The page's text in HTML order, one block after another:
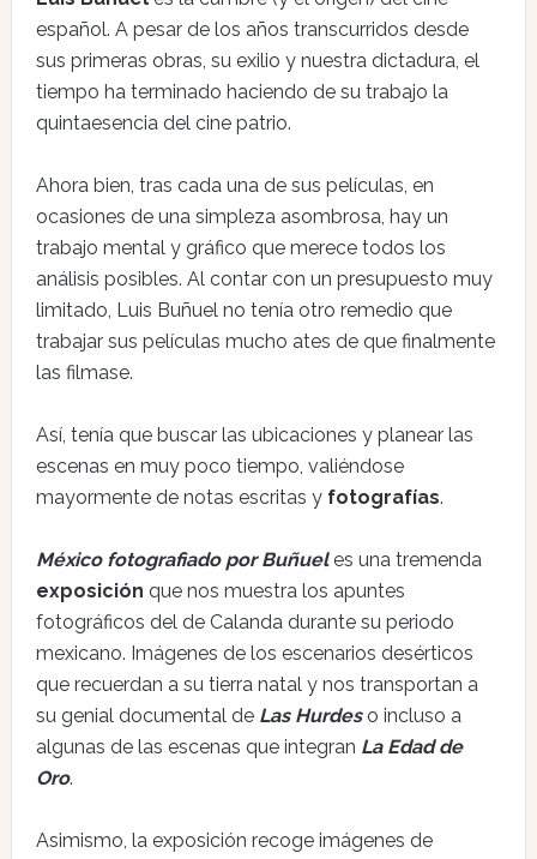
español. A pesar de los años transcurridos desde
sus primeras obras, su exilio y nuestra dictadura, el
tiempo ha terminado haciendo de su trabajo la
quintaesencia del cine patrio.
Ahora bien, tras cada una de sus películas, en
ocasiones de una simpleza asombrosa, hay un
trabajo mental y gráfico que merece todos los
análisis posibles. Al contar con un presupuesto muy
limitado, Luis Buñuel no tenía otro remedio que
trabajar sus películas mucho ates de que finalmente
las filmase.
Así, tenía que buscar las ubicaciones y planear las
escenas en muy poco tiempo, valiéndose
mayormente de notas escritas y fotografías.
México fotografiado por Buñueles una tremenda
exposición que nos muestra los apuntes
fotográficos del de Calanda durante su periodo
mexicano. Imágenes de los escenarios desérticos
que recuerdan a su tierra natal y nos transportan a
su genial documental de Las Hurdeso incluso a
algunas de las escenas que integran La Edad de
Oro.
Asimismo, la exposición recoge imágenes de